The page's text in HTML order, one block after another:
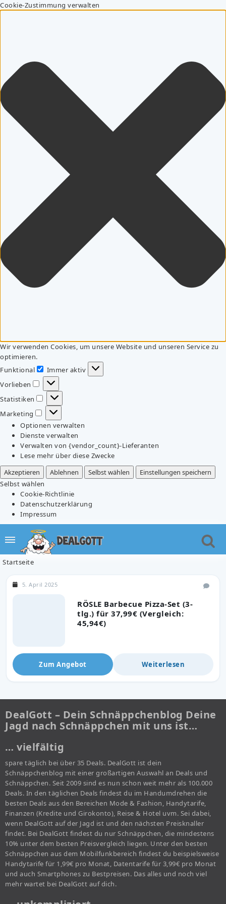
Cookie-Zustimmung verwalten
Wir verwenden Cookies, um unsere Website und unseren Service zu
optimieren.
Funktional
Funktional
Immer aktiv
Vorlieben
Vorlieben
Statistiken
Statistiken
Marketing
Marketing
Optionen verwalten
Dienste verwalten
Verwalten von {vendor_count}-Lieferanten
Lese mehr über diese Zwecke
Akzeptieren
Ablehnen Selbst wählen
Einstellungen speichern
Selbst wählen
Cookie-Richtlinie
Datenschutzerklärung
Impressum
Startseite
RÖSLE Barbecue Pizza-Set (3-
tlg.) für 37,99€ (Vergleich:
45,94€)
5. April 2025
Zum Angebot Weiterlesen
DealGott – Dein Schnäppchenblog Deine
Jagd nach Schnäppchen mit uns ist…
… vielfältig
spare täglich bei über 35 Deals. DealGott ist dein
Schnäppchenblog mit einer großartigen Auswahl an Deals und
Schnäppchen. Seit 2009 sind es nun schon weit mehr als 100.000
Deals. In den täglichen Deals findest du im Handumdrehen die
besten Deals aus den Bereichen Mode & Fashion, Handytarife,
Finanzen (Kredite und Girokonto), Reise & Hotel uvm. Sei dabei,
wenn DealGott auf der Jagd ist und den nächsten Preisknaller
findet. Bei DealGott findest du nur Schnäppchen, die mindestens
10% unter dem besten Preisvergleich liegen. Unter den besten
Schnäppchen aus dem Mobilfunkbereich findest du beispielsweise
Handytarife für 1,99€ pro Monat, Datentarife für 3,99€ pro Monat
und auch Smartphones zu Bestpreisen. Das alles und noch viel
mehr wartet bei DealGott auf dich.